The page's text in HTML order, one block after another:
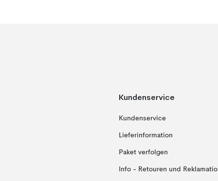
Kundenservice
Kundenservice
Lieferinformation
Paket verfolgen
Info - Retouren und